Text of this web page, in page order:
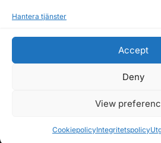
Hantera tjänster
Accept
Deny
View
CookiepolicyIntegritetspolicy
Allmänna frågor:
© 2026 Affärsstaden.se |